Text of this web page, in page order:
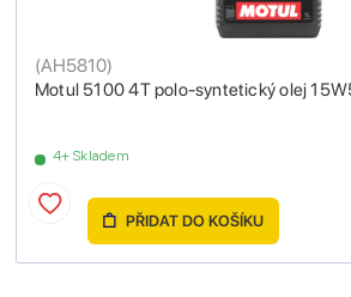
Motul 5100 4T polo-syntetický olej
(AH5810)
4+ Skladem
PŘIDAT DO KOŠÍKU